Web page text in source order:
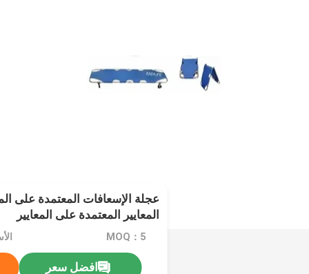
عجلة الإسعافات المعتمدة على
المعايير المعتمدة على المعايير
MOQ：5
افضل سعر